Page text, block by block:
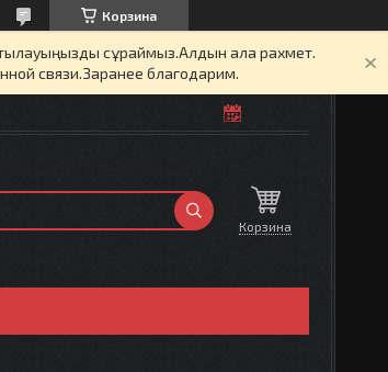
Корзина
сұраймыз.Алдын ала рахмет.
связи.Заранее благодарим.
Корзина